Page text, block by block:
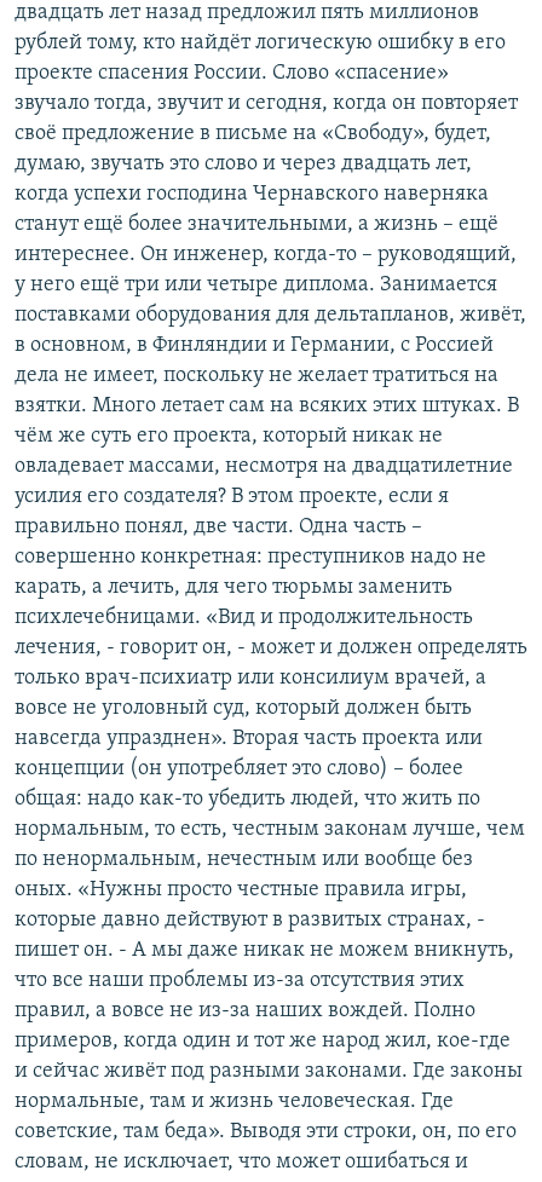
двадцать лет назад предложил пять миллионов
рублей тому, кто найдёт логическую ошибку в его
проекте спасения России. Слово «спасение»
звучало тогда, звучит и сегодня, когда он повторяет
своё предложение в письме на «Свободу», будет,
думаю, звучать это слово и через двадцать лет,
когда успехи господина Чернавского наверняка
станут ещё более значительными, а жизнь – ещё
интереснее. Он инженер, когда-то – руководящий,
у него ещё три или четыре диплома. Занимается
поставками оборудования для дельтапланов, живёт,
в основном, в Финляндии и Германии, с Россией
дела не имеет, поскольку не желает тратиться на
взятки. Много летает сам на всяких этих штуках. В
чём же суть его проекта, который никак не
овладевает массами, несмотря на двадцатилетние
усилия его создателя? В этом проекте, если я
правильно понял, две части. Одна часть –
совершенно конкретная: преступников надо не
карать, а лечить, для чего тюрьмы заменить
психлечебницами. «Вид и продолжительность
лечения, - говорит он, - может и должен определять
только врач-психиатр или консилиум врачей, а
вовсе не уголовный суд, который должен быть
навсегда упразднен». Вторая часть проекта или
концепции (он употребляет это слово) – более
общая: надо как-то убедить людей, что жить по
нормальным, то есть, честным законам лучше, чем
по ненормальным, нечестным или вообще без
оных. «Нужны просто честные правила игры,
которые давно действуют в развитых странах, -
пишет он. - А мы даже никак не можем вникнуть,
что все наши проблемы из-за отсутствия этих
правил, а вовсе не из-за наших вождей. Полно
примеров, когда один и тот же народ жил, кое-где
и сейчас живёт под разными законами. Где законы
нормальные, там и жизнь человеческая. Где
советские, там беда». Выводя эти строки, он, по его
словам, не исключает, что может ошибаться и